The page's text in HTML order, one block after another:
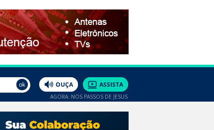
AGORA: NOS PASSOS DE JESUS